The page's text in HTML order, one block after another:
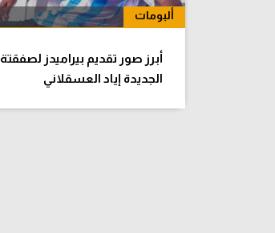
ألبومات
أبرز صور تقديم بيراميدز لصفقتة
الجديدة إياد العسقلاني